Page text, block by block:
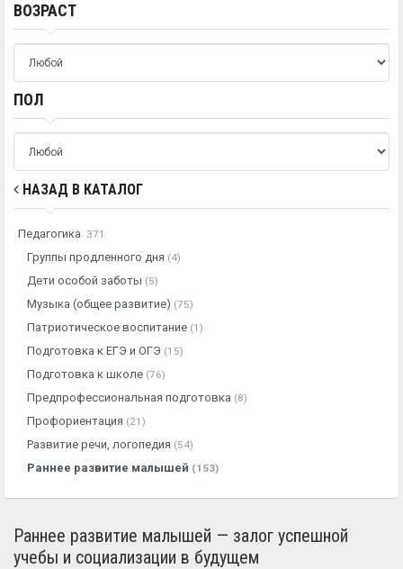
ВОЗРАСТ
ПОЛ
НАЗАД В КАТАЛОГ
Педагогика 371
Группы продленного дня (4)
Дети особой заботы (5)
Музыка (общее развитие) (75)
Патриотическое воспитание (1)
Подготовка к ЕГЭ и ОГЭ (15)
Подготовка к школе (76)
Предпрофессиональная подготовка (8)
Профориентация (21)
Развитие речи, логопедия (54)
Раннее развитие малышей (153)
Раннее развитие малышей — залог успешной
учебы и социализации в будущем